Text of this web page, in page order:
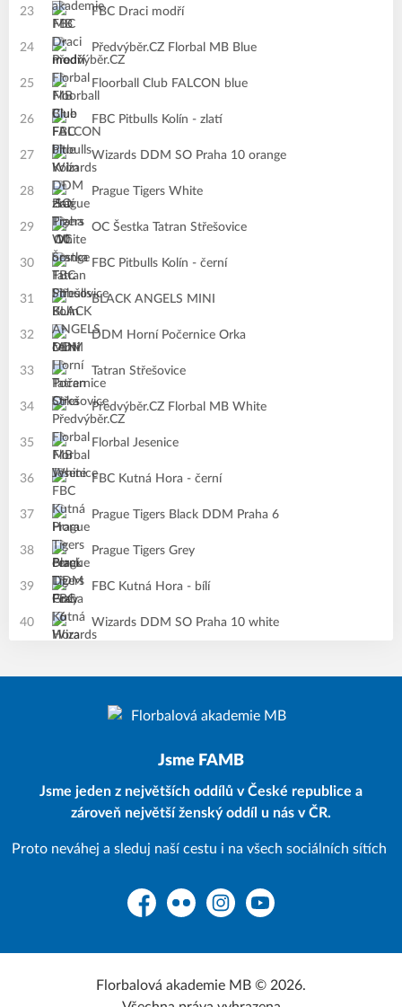
23 FBC Draci modří
24 Předvýběr.CZ Florbal MB Blue
25 Floorball Club FALCON blue
26 FBC Pitbulls Kolín - zlatí
27 Wizards DDM SO Praha 10 orange
28 Prague Tigers White
29 OC Šestka Tatran Střešovice
30 FBC Pitbulls Kolín - černí
31 BLACK ANGELS MINI
32 DDM Horní Počernice Orka
33 Tatran Střešovice
34 Předvýběr.CZ Florbal MB White
35 Florbal Jesenice
36 FBC Kutná Hora - černí
37 Prague Tigers Black DDM Praha 6
38 Prague Tigers Grey
39 FBC Kutná Hora - bílí
40 Wizards DDM SO Praha 10 white
Jsme FAMB
Jsme jeden z největších oddílů v České republice a
zároveň největší ženský oddíl u nás v ČR.
Proto neváhej a sleduj naší cestu i na všech sociálních sítích
FacebookFlickr InstagramYouTube
Florbalová akademie MB © 2026.